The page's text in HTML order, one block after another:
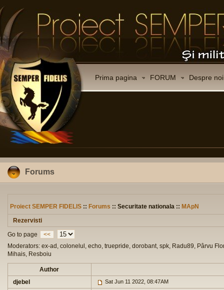
Prima pagina FORUM Despre noi
Forums
Proiect SEMPER FIDELIS :: Forums :: Securitate nationala :: MApN
Rezervisti
Go to page
<<
Moderators: ex-ad, colonelul, echo, truepride, dorobant, spk, Radu89, Pârvu
Mihais, Resboiu
Author
djebel
Sat Jun 11 2022, 08:47AM